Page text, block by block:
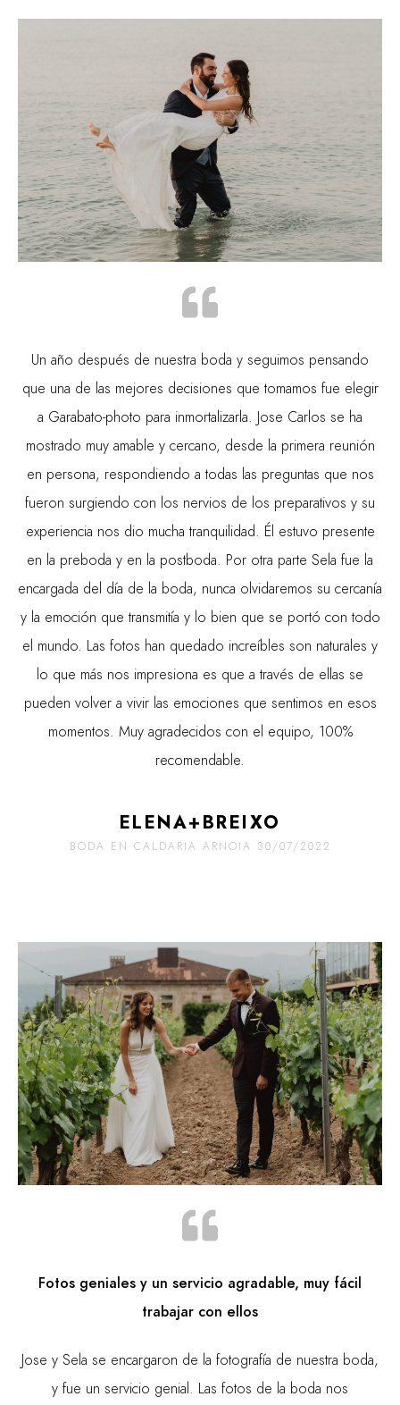
Un año después de nuestra boda y seguimos pensando
que una de las mejores decisiones que tomamos fue elegir
a Garabato-photo para inmortalizarla. Jose Carlos se ha
mostrado muy amable y cercano, desde la primera reunión
en persona, respondiendo a todas las preguntas que nos
fueron surgiendo con los nervios de los preparativos y su
experiencia nos dio mucha tranquilidad. Él estuvo presente
en la preboda y en la postboda. Por otra parte Sela fue la
encargada del día de la boda, nunca olvidaremos su cercanía
y la emoción que transmitía y lo bien que se portó con todo
el mundo. Las fotos han quedado increíbles son naturales y
lo que más nos impresiona es que a través de ellas se
pueden volver a vivir las emociones que sentimos en esos
momentos. Muy agradecidos con el equipo, 100%
recomendable.
ELENA+BREIXO
BODA EN CALDARIA ARNOIA 30/07/2022
Fotos geniales y un servicio agradable, muy fácil
trabajar con ellos
Jose y Sela se encargaron de la fotografía de nuestra boda,
y fue un servicio genial. Las fotos de la boda nos